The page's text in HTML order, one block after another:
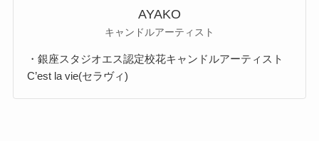
AYAKO
キャンドルアーティスト
・銀座スタジオエス認定校花キャンドルアーティスト
C’est la vie(セラヴィ)